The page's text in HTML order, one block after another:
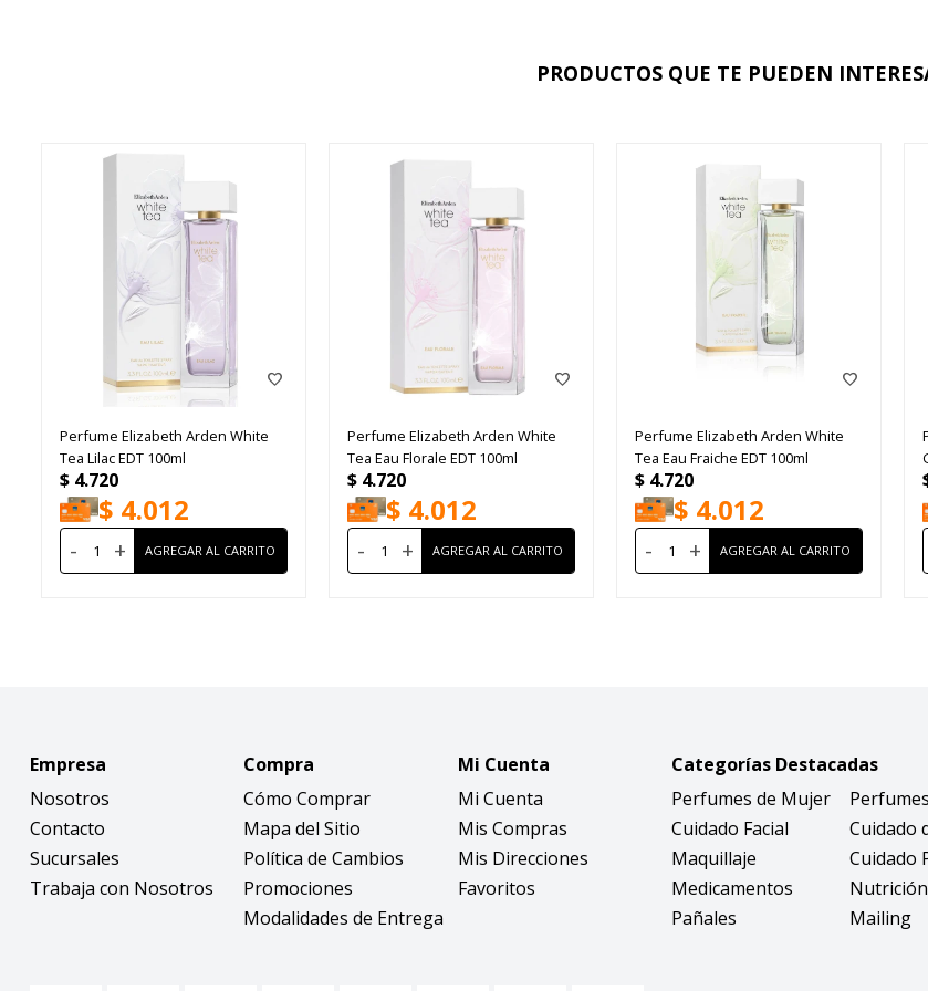
PRODUCTOS QUE TE PUEDEN
Perfume Elizabeth Arden White
Tea Lilac EDT 100ml
$ 4.720
$ 4.012
- +
Perfume Elizabeth Arden White
Tea Eau Florale EDT 100ml
$ 4.720
$ 4.012
- +
Perfume Elizabeth Arden White
Tea Eau Fraiche EDT 100ml
$ 4.720
$ 4.012
- +
Empresa
Nosotros
Contacto
Sucursales
Trabaja con Nosotros
Compra
Cómo Comprar
Mapa del Sitio
Política de Cambios
Promociones
Modalidades de Entrega
Mi Cuenta
Mi Cuenta
Mis Compras
Mis Direcciones
Favoritos
Categorías Destacadas
Perfumes de Mujer
Cuidado Facial
Cuidado
Maquillaje
Cuidado
Medicamentos
Nutrición
Pañales
Mailing